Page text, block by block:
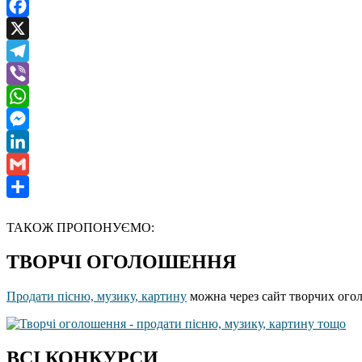
Facebook
X
Telegram
Viber
WhatsApp
Messenger
LinkedIn
Gmail
ТАКОЖ ПРОПОНУЄМО:
ТВОРЧІ ОГОЛОШЕННЯ
Продати пісню, музику, картину можна через сайт творчих
ВСІ КОНКУРСИ